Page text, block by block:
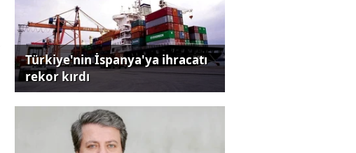
Türkiye'nin İspanya'ya ihracatı
rekor kırdı